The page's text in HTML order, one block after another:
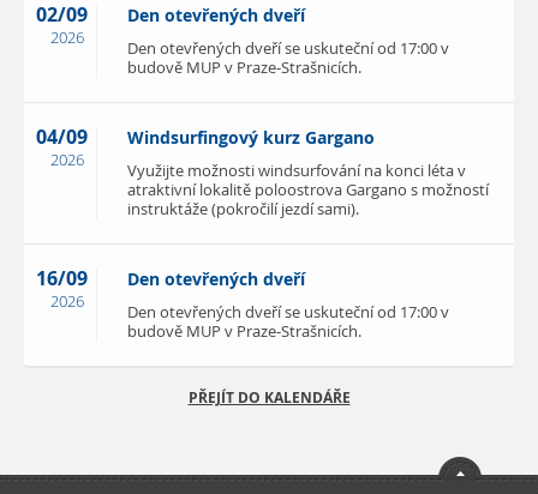
02/09
2026
Den otevřených dveří
Den otevřených dveří se uskuteční od 17:00 v
budově MUP v Praze-Strašnicích.
04/09
2026
Windsurfingový kurz Gargano
Využijte možnosti windsurfování na konci léta v
atraktivní lokalitě poloostrova Gargano s možností
instruktáže (pokročilí jezdí sami).
16/09
2026
Den otevřených dveří
Den otevřených dveří se uskuteční od 17:00 v
budově MUP v Praze-Strašnicích.
PŘEJÍT DO KALENDÁŘE